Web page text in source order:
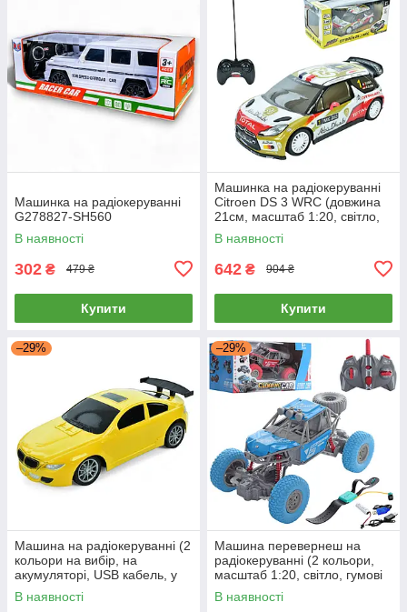
Машинка на радіокеруванні
G278827-SH560
В наявності
302 ₴ 479 ₴
Купити
Машинка на радіокеруванні
Citroen DS 3 WRC (довжина
21см, масштаб 1:20, світло,
корпус не б'ється) 10449
В наявності
642 ₴ 904 ₴
Купити
–29%
Машина на радіокеруванні (2
кольори на вибір, на
акумуляторі, USB кабель, у
коробці) 633-28A
В наявності
–29%
Машина перевернеш на
радіокеруванні (2 кольори,
масштаб 1:20, світло, гумові
колеса, амортизатори)
UD2201AS
В наявності